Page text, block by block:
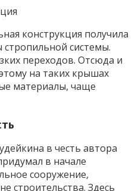
конструкция получила
стропильной системы.
переходов. Отсюда и
на таких крышах
материалы, чаще
в честь автора
в начале
сооружение,
строительства. Здесь